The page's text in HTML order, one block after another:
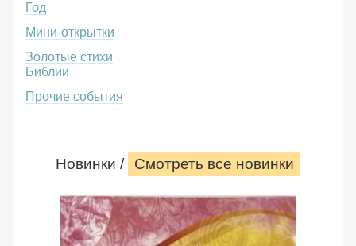
Год
Мини-открытки
Золотые стихи
Библии
Прочие события
Новинки / Смотреть все новинки
Красива